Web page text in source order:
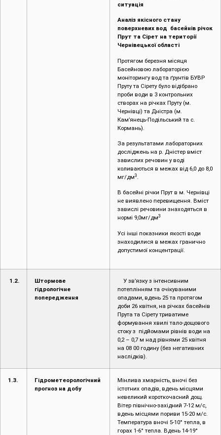
ситуація
Аналіз якісного стану
поверхневих вод басейнів річок
Прут та Сірет на території
Чернівецької області
Протягом березня місяця
Басейновою лабораторією
моніторингу вод та ґрунтів БУВР
Пруту та Сірету було відібрано
проби води в 3 контрольних
створах на річках Пруту (м.
Чернівці) та Дністра (м.
Кам’янець-Подільський та с.
Кормань).
За результатами лабораторних
досліджень на р. Дністер вміст
завислих речовин у воді
коливаються в межах від 6,0 до 8,0
мг/дм3 .
В басейні річки Прут в м. Чернівці
не виявлено перевищення. Вміст
завислі речовини знаходяться в
нормі 9,0мг/дм3
Усі інші показники якості води
знаходилися в межах гранично
допустимої концентрації.
1.2.
Штормове
гідрологічне
попередження
У зв’язку з інтенсивним
потеплінням та очікуваними
опадами, вдень 25 та протягом
доби 26 квітня, на річках басейнів
Прута та Сірету триватиме
формування хвилі тало-дощового
стоку з підйомами рівнів води на
0,2 – 0,7 м над рівнями 25 квітня
на 08 00 годину (без негативних
наслідків).
1.3.
Гідрометеорологічний
прогноз на добу
Мінлива хмарність, вночі без
істотних опадів, вдень місцями
невеликий короткочасний дощ.
Вітер північно-західний 7-12 м/с,
вдень місцями пориви 15-20 м/с.
Температура вночі 5-10° тепла, в
горах 1-6° тепла. Вдень 14-19°